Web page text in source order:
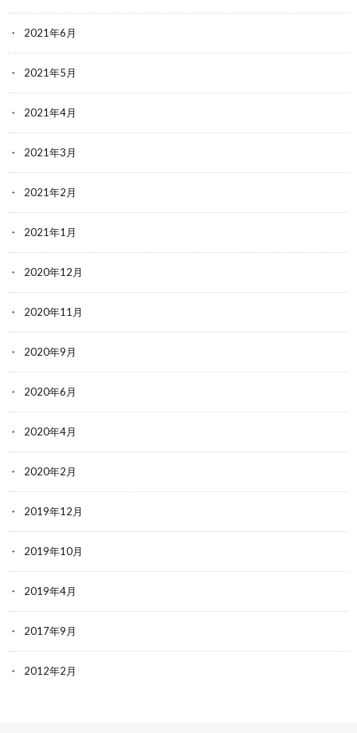
2021年6月
2021年5月
2021年4月
2021年3月
2021年2月
2021年1月
2020年12月
2020年11月
2020年9月
2020年6月
2020年4月
2020年2月
2019年12月
2019年10月
2019年4月
2017年9月
2012年2月